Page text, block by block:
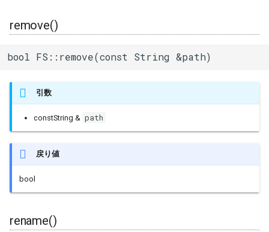
remove()
bool FS::remove(const String &path)
引数
constString & path
戻り値
bool
rename()